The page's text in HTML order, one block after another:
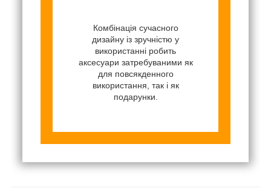
Комбінація сучасного
дизайну із зручністю у
використанні робить
аксесуари затребуваними як
для повсякденного
використання, так і як
подарунки.